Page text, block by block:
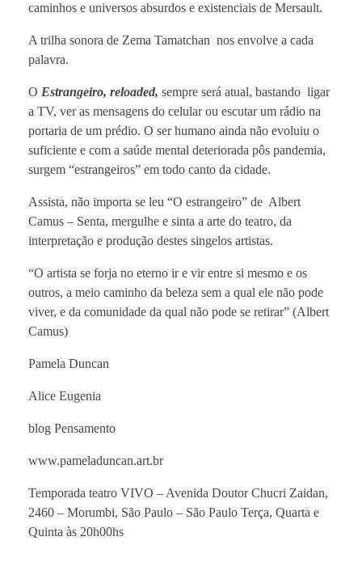
caminhos e universos absurdos e existenciais de Mersault.
A trilha sonora de Zema Tamatchan nos envolve a cada
palavra.
O Estrangeiro, reloaded, sempre será atual, bastando ligar
a TV, ver as mensagens do celular ou escutar um rádio na
portaria de um prédio. O ser humano ainda não evoluiu o
suficiente e com a saúde mental deteriorada pôs pandemia,
surgem “estrangeiros” em todo canto da cidade.
Assista, não importa se leu “O estrangeiro” de Albert
Camus – Senta, mergulhe e sinta a arte do teatro, da
interpretação e produção destes singelos artistas.
“O artista se forja no eterno ir e vir entre si mesmo e os
outros, a meio caminho da beleza sem a qual ele não pode
viver, e da comunidade da qual não pode se retirar” (Albert
Camus)
Pamela Duncan
Alice Eugenia
blog Pensamento
www.pameladuncan.art.br
Temporada teatro VIVO – Avenida Doutor Chucri Zaidan,
2460 – Morumbi, São Paulo – São Paulo Terça, Quarta e
Quinta às 20h00hs